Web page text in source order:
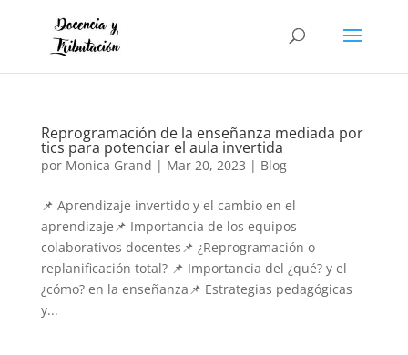
Reprogramación de la enseñanza mediada por
tics para potenciar el aula invertida
por Monica Grand | Mar 20, 2023 | Blog
📌 Aprendizaje invertido y el cambio en el
aprendizaje📌 Importancia de los equipos
colaborativos docentes📌 ¿Reprogramación o
replanificación total? 📌 Importancia del ¿qué? y el
¿cómo? en la enseñanza📌 Estrategias pedagógicas
y...